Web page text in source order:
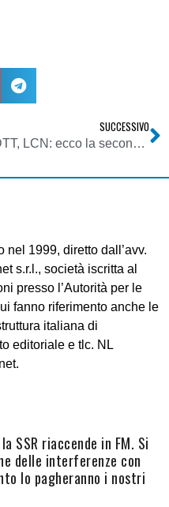
SUCCESSIVO
DTT, LCN: ecco la seconda sentenza del TAR Lazio che ha annullato la Delibera Agcom 366/10/CONS
1999, diretto dall’avv.
s.r.l., società iscritta al
presso l’Autorità per le
fanno riferimento anche le
italiana di
editoriale e tlc. NL
SSR riaccende in FM. Si
delle interferenze con
lo pagheranno i nostri